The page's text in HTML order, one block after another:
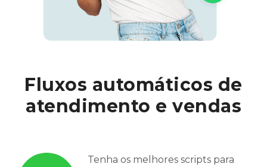
Fluxos automáticos de
atendimento e vendas
Tenha os melhores scripts para